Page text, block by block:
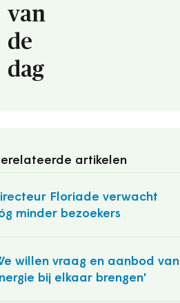
van
de
dag
artikelen
Floriade verwacht
minder bezoekers
willen vraag en aanbod van
bij elkaar brengen'